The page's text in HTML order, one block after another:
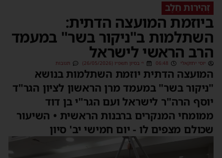
זְהִירוּת חֵלֶב
ביוזמת המועצה הדתית:
השתלמות ב"ניקור בשר" במעמד
הרב הראשי לישראל
יוסי יחזקאלי 06:48 י׳ בסיון תשפ״ו (26/05/2026) תגובות
המועצה הדתית יוזמת השתלמות בנושא
"ניקור בשר" במעמד מרן הראשון לציון הגר"ד
יוסף הרה"ר לישראל ועם הגר"י בן דוד
ממומחי המנקרים ברבנות הראשית • השיעור
שכולם מצפים לו - יום חמישי יב' סיון